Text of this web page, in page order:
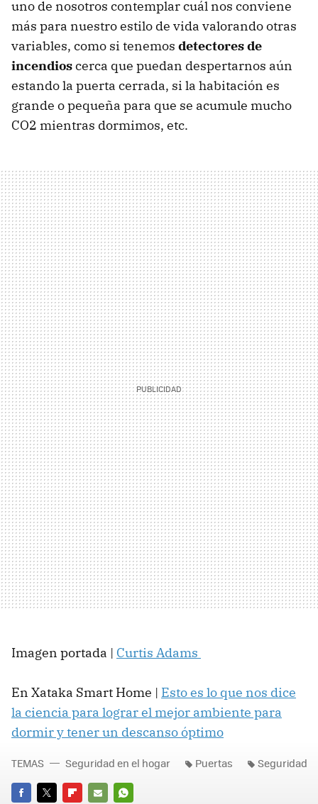
uno de nosotros contemplar cuál nos conviene
más para nuestro estilo de vida valorando otras
variables, como si tenemos detectores de
incendioscerca que puedan despertarnos aún
estando la puerta cerrada, si la habitación es
grande o pequeña para que se acumule mucho
CO2 mientras dormimos, etc.
Imagen portada | Curtis Adams
En Xataka Smart Home | Esto es lo que nos dice
la ciencia para lograr el mejor ambiente para
dormir y tener un descanso óptimo
TEMAS Seguridad en el hogar Puertas Seguridad